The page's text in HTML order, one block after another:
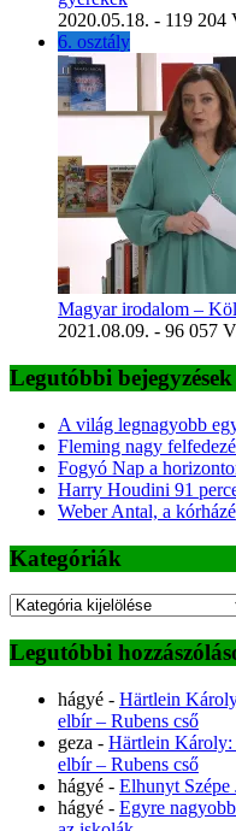
2020.05.18. - 119 204
6. osztály
Magyar irodalom –
2021.08.09. - 96 057
Legutóbbi bejegyzések
A világ legnagyobb
Fleming nagy
Fogyó Nap a
Harry Houdini 91
Weber Antal, a
Kategóriák
Kategóriák
Legutóbbi
hágyé - Härtlein
elbír – Rubens cső
geza - Härtlein Károly:
elbír – Rubens cső
hágyé - Elhunyt Szépe
hágyé - Egyre